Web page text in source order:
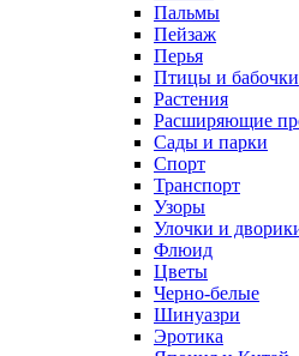
Пальмы
Пейзаж
Перья
Птицы и бабочки
Растения
Расширяющие
Сады и парки
Спорт
Транспорт
Узоры
Улочки и
Флюид
Цветы
Черно-белые
Шинуазри
Эротика